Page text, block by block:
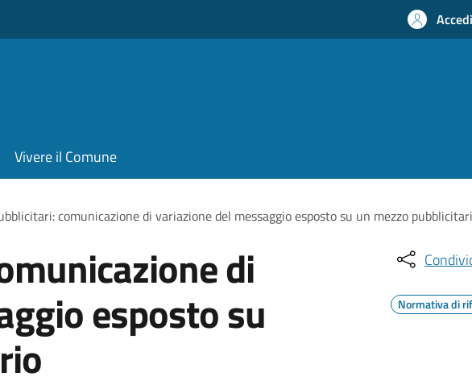
Vivere il Comune
comunicazione di variazione del messaggio esposto su un mezzo
di
esposto su Normativa di